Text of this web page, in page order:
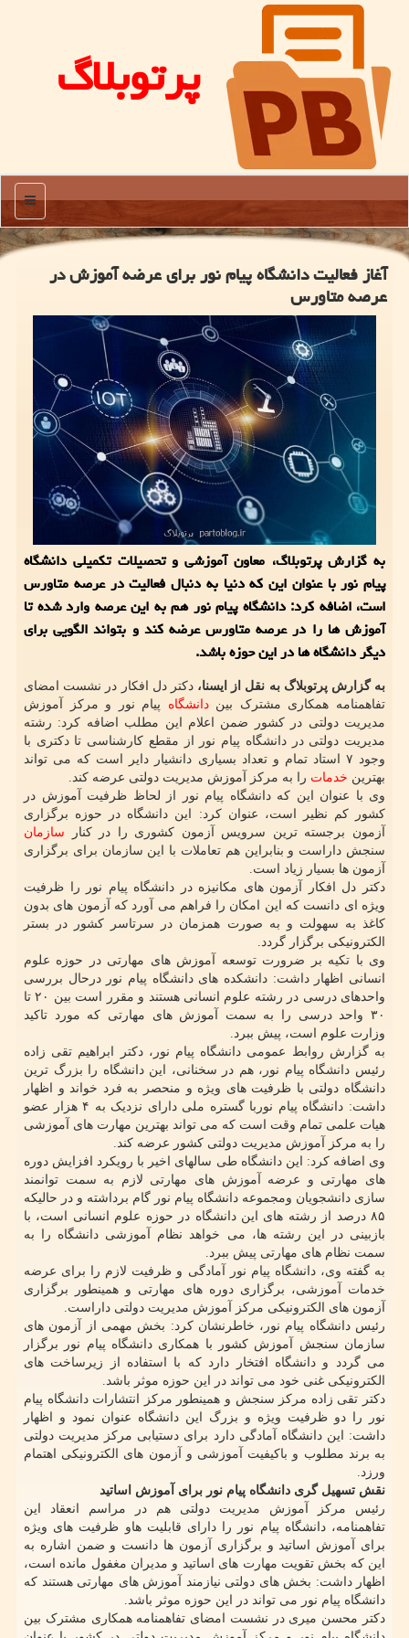
پرتوبلاگ
منو
آغاز فعالیت دانشگاه پیام نور برای عرضه آموزش در
عرصه متاورس
به گزارش پرتوبلاگ، معاون آموزشی و تحصیلات تکمیلی دانشگاه
پیام نور با عنوان این که دنیا به دنبال فعالیت در عرصه متاورس
است، اضافه کرد: دانشگاه پیام نور هم به این عرصه وارد شده تا
آموزش ها را در عرصه متاورس عرضه کند و بتواند الگویی برای
دیگر دانشگاه ها در این حوزه باشد.
به گزارش پرتوبلاگ به نقل از ایسنا،دکتر دل افکار در نشست امضای
تفاهمنامه همکاری مشترک بیندانشگاه پیام نور و مرکز آموزش
مدیریت دولتی در کشور ضمن اعلام این مطلب اضافه کرد: رشته
مدیریت دولتی در دانشگاه پیام نور از مقطع کارشناسی تا دکتری با
وجود ۷ استاد تمام و تعداد بسیاری دانشیار دایر است که می تواند
بهترین خدمات را به مرکز آموزش مدیریت دولتی عرضه کند.
وی با عنوان این که دانشگاه پیام نور از لحاظ ظرفیت آموزش در
کشور کم نظیر است، عنوان کرد: این دانشگاه در حوزه برگزاری
آزمون برجسته ترین سرویس آزمون کشوری را در کنار سازمان
سنجش داراست و بنابراین هم تعاملات با این سازمان برای برگزاری
آزمون ها بسیار زیاد است.
دکتر دل افکار آزمون های مکانیزه در دانشگاه پیام نور را ظرفیت
ویژه ای دانست که این امکان را فراهم می آورد که آزمون های بدون
کاغذ به سهولت و به صورت همزمان در سرتاسر کشور در بستر
الکترونیکی برگزار گردد.
وی با تکیه بر ضرورت توسعه آموزش های مهارتی در حوزه علوم
انسانی اظهار داشت: دانشکده های دانشگاه پیام نور درحال بررسی
واحدهای درسی در رشته علوم انسانی هستند و مقرر است بین ۲۰ تا
۳۰ واحد درسی را به سمت آموزش های مهارتی که مورد تاکید
وزارت علوم است، پیش ببرد.
به گزارش روابط عمومی دانشگاه پیام نور، دکتر ابراهیم تقی زاده
رئیس دانشگاه پیام نور، هم در سخنانی، این دانشگاه را بزرگ ترین
دانشگاه دولتی با ظرفیت های ویژه و منحصر به فرد خواند و اظهار
داشت: دانشگاه پیام نوربا گستره ملی دارای نزدیک به ۴ هزار عضو
هیات علمی تمام وقت است که می تواند بهترین مهارت های آموزشی
را به مرکز آموزش مدیریت دولتی کشور عرضه کند.
وی اضافه کرد: این دانشگاه طی سالهای اخیر با رویکرد افزایش دوره
های مهارتی و عرضه آموزش های مهارتی لازم به سمت توانمند
سازی دانشجویان ومجموعه دانشگاه پیام نور گام برداشته و در حالیکه
۸۵ درصد از رشته های این دانشگاه در حوزه علوم انسانی است، با
بازبینی در این رشته ها، می خواهد نظام آموزشی دانشگاه را به
سمت نظام های مهارتی پیش ببرد.
به گفته وی، دانشگاه پیام نور آمادگی و ظرفیت لازم را برای عرضه
خدمات آموزشی، برگزاری دوره های مهارتی و همینطور برگزاری
آزمون های الکترونیکی مرکز آموزش مدیریت دولتی داراست.
رئیس دانشگاه پیام نور، خاطرنشان کرد: بخش مهمی از آزمون های
سازمان سنجش آموزش کشور با همکاری دانشگاه پیام نور برگزار
می گردد و دانشگاه افتخار دارد که با استفاده از زیرساخت های
الکترونیکی غنی خود می تواند در این حوزه موثر باشد.
دکتر تقی زاده مرکز سنجش و همینطور مرکز انتشارات دانشگاه پیام
نور را دو ظرفیت ویژه و بزرگ این دانشگاه عنوان نمود و اظهار
داشت: این دانشگاه آمادگی دارد برای دستیابی مرکز مدیریت دولتی
به برند مطلوب و باکیفیت آموزشی و آزمون های الکترونیکی اهتمام
ورزد.
نقش تسهیل گری دانشگاه پیام نور برای آموزش اساتید
رئیس مرکز آموزش مدیریت دولتی هم در مراسم انعقاد این
تفاهمنامه، دانشگاه پیام نور را دارای قابلیت هاو ظرفیت های ویژه
برای آموزش اساتید و برگزاری آزمون ها دانست و ضمن اشاره به
این که بخش تقویت مهارت های اساتید و مدیران مغفول مانده است،
اظهار داشت: بخش های دولتی نیازمند آموزش های مهارتی هستند که
دانشگاه پیام نور می تواند در این حوزه موثر باشد.
دکتر محسن میری در نشست امضای تفاهمنامه همکاری مشترک بین